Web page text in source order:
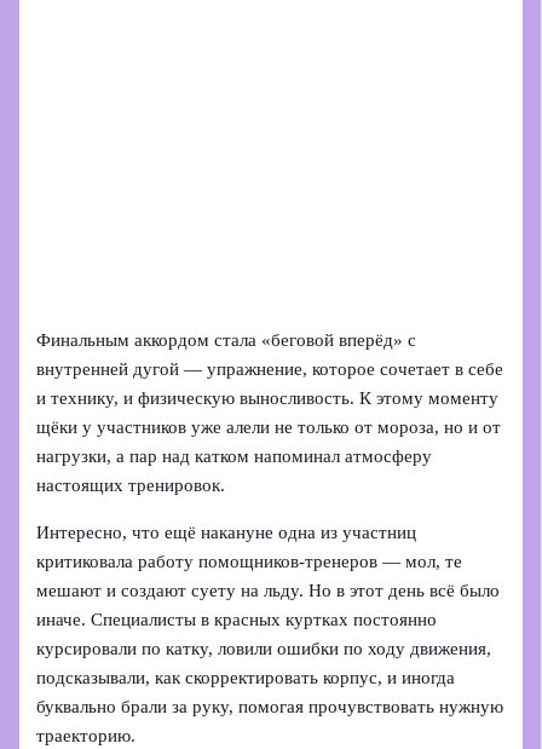
Финальным аккордом стала «беговой вперёд» с
внутренней дугой — упражнение, которое сочетает в себе
и технику, и физическую выносливость. К этому моменту
щёки у участников уже алели не только от мороза, но и от
нагрузки, а пар над катком напоминал атмосферу
настоящих тренировок.
Интересно, что ещё накануне одна из участниц
критиковала работу помощников-тренеров — мол, те
мешают и создают суету на льду. Но в этот день всё было
иначе. Специалисты в красных куртках постоянно
курсировали по катку, ловили ошибки по ходу движения,
подсказывали, как скорректировать корпус, и иногда
буквально брали за руку, помогая прочувствовать нужную
траекторию.